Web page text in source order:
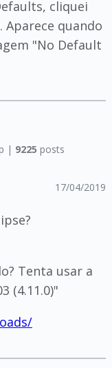
cliquei
quando
"No Default
| 9225 posts
17/04/2019
Tenta usar a
(4.11.0)"